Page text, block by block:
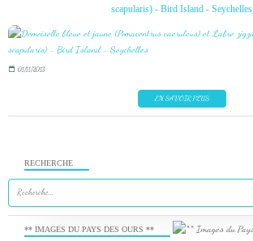
scapularis) - Bird Island - Seychelles
01/11/2013
EN SAVOIR PLUS
RECHERCHE
** IMAGES DU PAYS DES OURS **